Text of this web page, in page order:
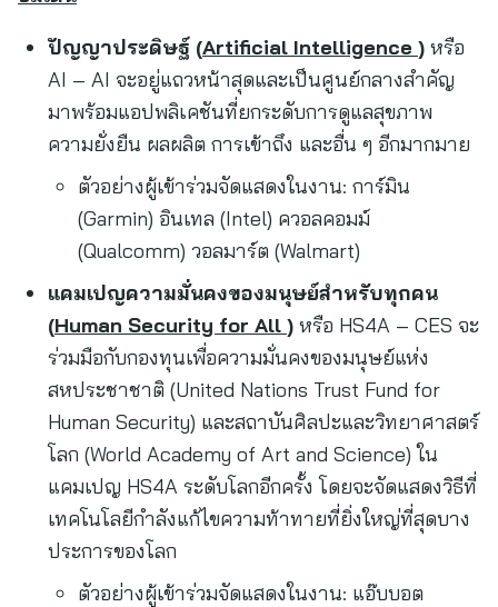
ปัญญาประดิษฐ์ (Artificial Intelligence ) หรือ
AI – AI จะอยู่แถวหน้าสุดและเป็นศูนย์กลางสำคัญ
มาพร้อมแอปพลิเคชันที่ยกระดับการดูแลสุขภาพ
ความยั่งยืน ผลผลิต การเข้าถึง และอื่น ๆ อีกมากมาย
ตัวอย่างผู้เข้าร่วมจัดแสดงในงาน: การ์มิน
(Garmin) อินเทล (Intel) ควอลคอมม์
(Qualcomm) วอลมาร์ต (Walmart)
แคมเปญความมั่นคงของมนุษย์สำหรับทุกคน
(Human Security for All ) หรือ HS4A – CES จะ
ร่วมมือกับกองทุนเพื่อความมั่นคงของมนุษย์แห่ง
สหประชาชาติ (United Nations Trust Fund for
Human Security) และสถาบันศิลปะและวิทยาศาสตร์
โลก (World Academy of Art and Science) ใน
แคมเปญ HS4A ระดับโลกอีกครั้ง โดยจะจัดแสดงวิธีที่
เทคโนโลยีกำลังแก้ไขความท้าทายที่ยิ่งใหญ่ที่สุดบาง
ประการของโลก
ตัวอย่างผู้เข้าร่วมจัดแสดงในงาน: แอ๊บบอต